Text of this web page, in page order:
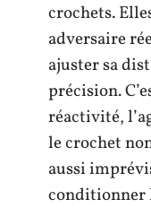
crochets.
adversaire
ajuster sa
précision.
réactivité,
le crochet
aussi
conditionner